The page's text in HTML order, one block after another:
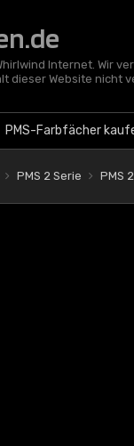
Internet. Wir
dieser Website nicht
PMS-Farbfächer
PMS 2 Serie PMS